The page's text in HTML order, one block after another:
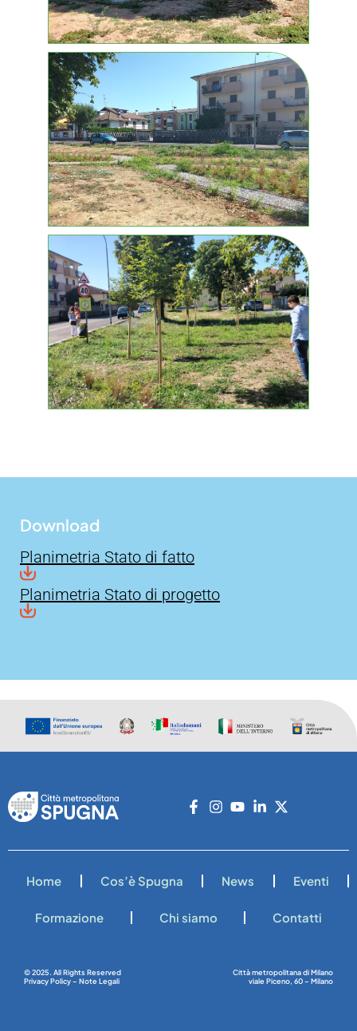
Download
Planimetria Stato di fatto
Planimetria Stato di progetto
Home Cos’è Spugna News Eventi
Formazione Chi siamo Contatti
© 2025. All Rights Reserved
Privacy Policy – Note Legali
Città metropolitana di Milano
viale Piceno, 60 – Milano